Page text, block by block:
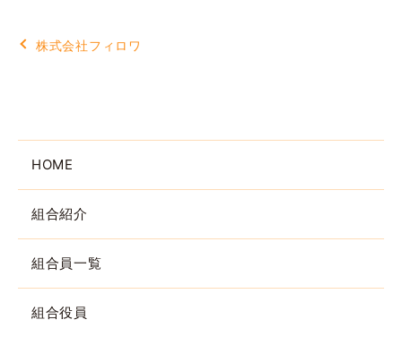
株式会社フィロワ
HOME
組合紹介
組合員一覧
組合役員